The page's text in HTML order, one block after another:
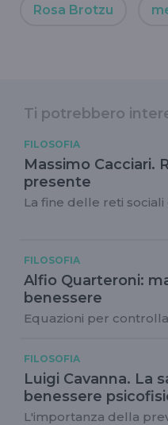
Rosa Brotzu
Ti potrebbero
FILOSOFIA
Massimo Cacciari.
presente
La fine delle reti
FILOSOFIA
Alfio Quarteroni:
benessere
Equazioni per
FILOSOFIA
Luigi Cavanna. La
benessere
L'importanza della